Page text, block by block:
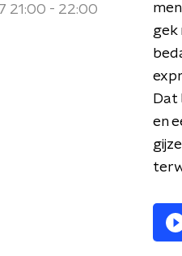
21:00 - 22:00
gek
Dat
en